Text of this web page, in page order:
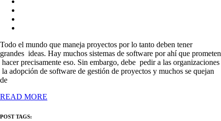
Todo el mundo que maneja proyectos por lo tanto deben tener
grandes ideas. Hay muchos sistemas de software por ahí que prometen
hacer precisamente eso. Sin embargo, debe pedir a las organizaciones
la adopción de software de gestión de proyectos y muchos se quejan
de
READ MORE
POST TAGS: